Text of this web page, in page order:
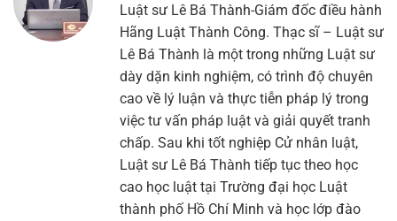
Luật sư Lê Bá Thành-Giám đốc điều hành
Hãng Luật Thành Công. Thạc sĩ – Luật sư
Lê Bá Thành là một trong những Luật sư
dày dặn kinh nghiệm, có trình độ chuyên
cao về lý luận và thực tiễn pháp lý trong
việc tư vấn pháp luật và giải quyết tranh
chấp. Sau khi tốt nghiệp Cử nhân luật,
Luật sư Lê Bá Thành tiếp tục theo học
cao học luật tại Trường đại học Luật
thành phố Hồ Chí Minh và học lớp đào